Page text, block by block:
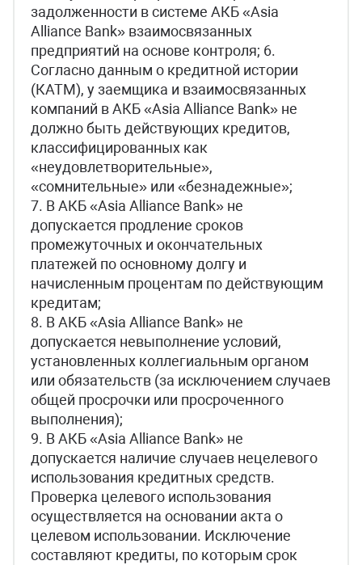
задолженности в системе АКБ «Asia
Alliance Bank» взаимосвязанных
предприятий на основе контроля; 6.
Согласно данным о кредитной истории
(КАТМ), у заемщика и взаимосвязанных
компаний в АКБ «Asia Alliance Bank» не
должно быть действующих кредитов,
классифицированных как
«неудовлетворительные»,
«сомнительные» или «безнадежные»;
7. В АКБ «Asia Alliance Bank» не
допускается продление сроков
промежуточных и окончательных
платежей по основному долгу и
начисленным процентам по действующим
кредитам;
8. В АКБ «Asia Alliance Bank» не
допускается невыполнение условий,
установленных коллегиальным органом
или обязательств (за исключением случаев
общей просрочки или просроченного
выполнения);
9. В АКБ «Asia Alliance Bank» не
допускается наличие случаев нецелевого
использования кредитных средств.
Проверка целевого использования
осуществляется на основании акта о
целевом использовании. Исключение
составляют кредиты, по которым срок